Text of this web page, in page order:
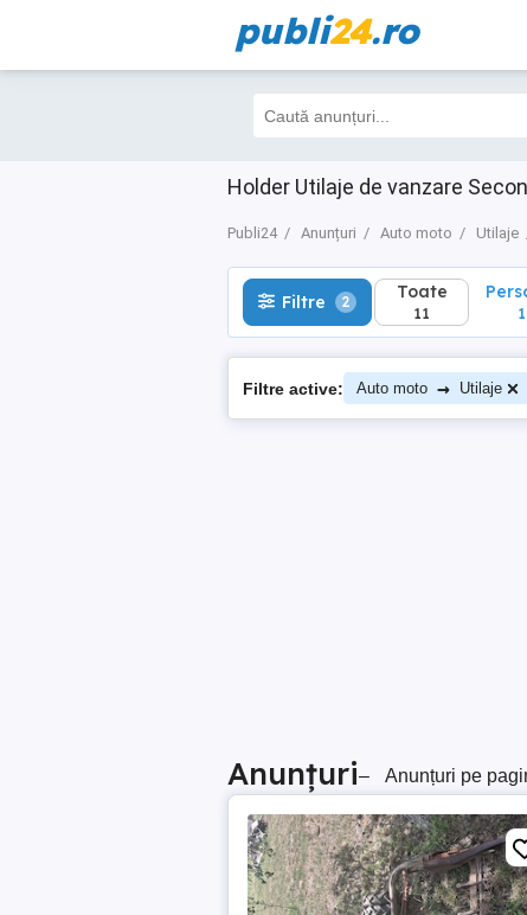
publi24.ro
Holder Utilaje de vanzare
Publi24 Anunțuri Auto moto Utilaje
Filtre 2 Toate
11
Filtre 2 Toate
11
Filtre active: Auto moto → Utilaje
Anunțuri– Anunțuri pe